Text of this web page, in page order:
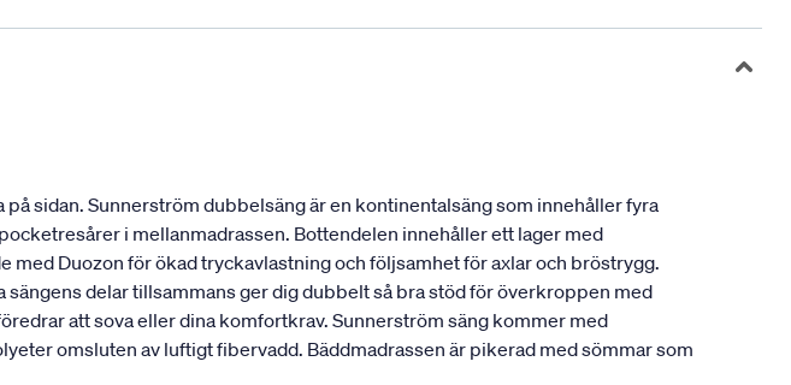
sidan. Sunnerström dubbelsäng är en kontinentalsäng som innehåller fyra
i mellanmadrassen. Bottendelen innehåller ett lager med
Duozon för ökad tryckavlastning och följsamhet för axlar och bröstrygg.
delar tillsammans ger dig dubbelt så bra stöd för överkroppen med
att sova eller dina komfortkrav. Sunnerström säng kommer med
omsluten av luftigt fibervadd. Bäddmadrassen är pikerad med sömmar som